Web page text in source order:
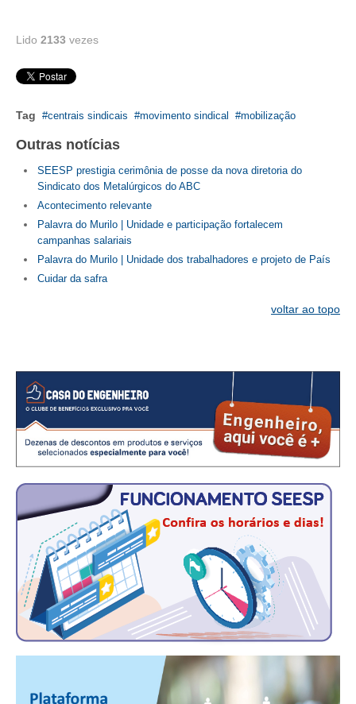
BENEFÍCIOS
APOSENTADORIA
CONVÊNIOS
CAMPANHAS SALARIAIS
COMUNICAÇÃO
PALAVRA DO MURILO
NOTÍCIAS
CONTEÚDO ESPECIAL
JORNAL DO ENGENHEIRO
AGENDA
SEESP NOTÍCIAS
Lido 2133 vezes
Tag centrais sindicais movimento sindical mobilização
Outras notícias
SEESP prestigia cerimônia de posse da nova diretoria do
Sindicato dos Metalúrgicos do ABC
Acontecimento relevante
Palavra do Murilo | Unidade e participação fortalecem
campanhas salariais
Palavra do Murilo | Unidade dos trabalhadores e projeto de País
Cuidar da safra
voltar ao topo